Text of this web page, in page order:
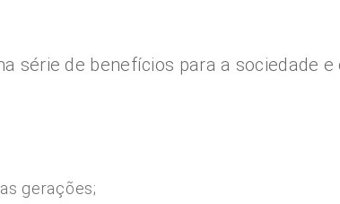
série de benefícios para a sociedade
gerações;